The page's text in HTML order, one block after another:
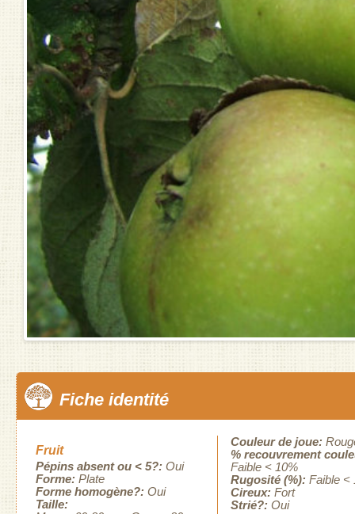
Fiche identité
Fruit
Pépins absent ou < 5?:Oui
Forme:Plate
Forme homogène?:Oui
Taille:
Couleur de joue:
% recouvrement
Faible < 10%
Rugosité (%):Faible <
Cireux:Fort
Strié?:Oui